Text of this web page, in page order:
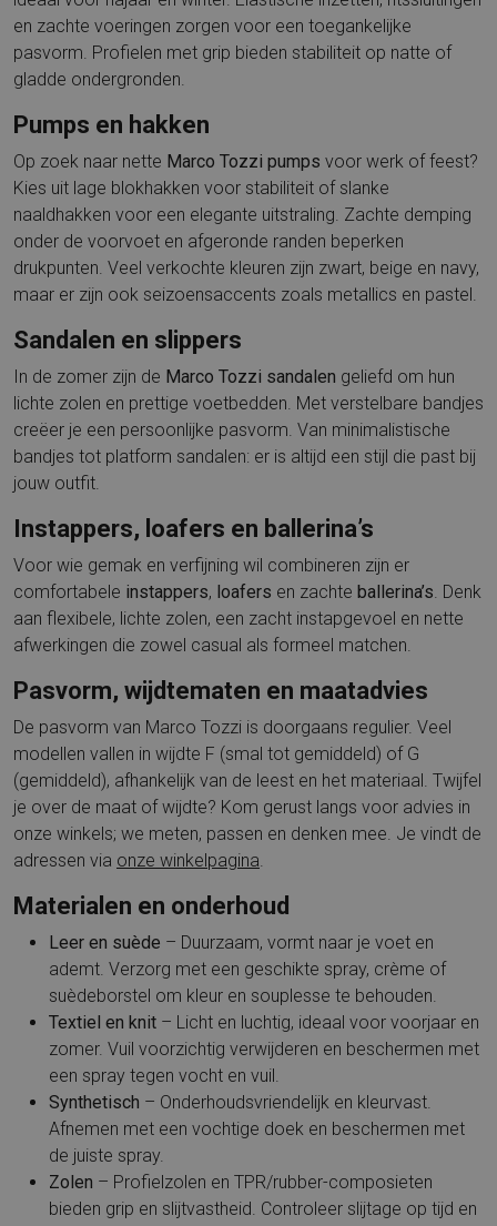
en zachte voeringen zorgen voor een toegankelijke
pasvorm. Profielen met grip bieden stabiliteit op natte of
gladde ondergronden.
Pumps en hakken
Op zoek naar nette Marco Tozzi pumps voor werk of feest?
Kies uit lage blokhakken voor stabiliteit of slanke
naaldhakken voor een elegante uitstraling. Zachte demping
onder de voorvoet en afgeronde randen beperken
drukpunten. Veel verkochte kleuren zijn zwart, beige en navy,
maar er zijn ook seizoensaccents zoals metallics en pastel.
Sandalen en slippers
In de zomer zijn de Marco Tozzi sandalen geliefd om hun
lichte zolen en prettige voetbedden. Met verstelbare bandjes
creëer je een persoonlijke pasvorm. Van minimalistische
bandjes tot platform sandalen: er is altijd een stijl die past bij
jouw outfit.
Instappers, loafers en ballerina’s
Voor wie gemak en verfijning wil combineren zijn er
comfortabele instappers, loafers en zachte ballerina’s. Denk
aan flexibele, lichte zolen, een zacht instapgevoel en nette
afwerkingen die zowel casual als formeel matchen.
Pasvorm, wijdtematen en maatadvies
De pasvorm van Marco Tozzi is doorgaans regulier. Veel
modellen vallen in wijdte F (smal tot gemiddeld) of G
(gemiddeld), afhankelijk van de leest en het materiaal. Twijfel
je over de maat of wijdte? Kom gerust langs voor advies in
onze winkels; we meten, passen en denken mee. Je vindt de
adressen via onze winkelpagina.
Materialen en onderhoud
Leer en suède – Duurzaam, vormt naar je voet en
ademt. Verzorg met een geschikte spray, crème of
suèdeborstel om kleur en souplesse te behouden.
Textiel en knit – Licht en luchtig, ideaal voor voorjaar en
zomer. Vuil voorzichtig verwijderen en beschermen met
een spray tegen vocht en vuil.
Synthetisch – Onderhoudsvriendelijk en kleurvast.
Afnemen met een vochtige doek en beschermen met
de juiste spray.
Zolen – Profielzolen en TPR/rubber-composieten
bieden grip en slijtvastheid. Controleer slijtage op tijd en